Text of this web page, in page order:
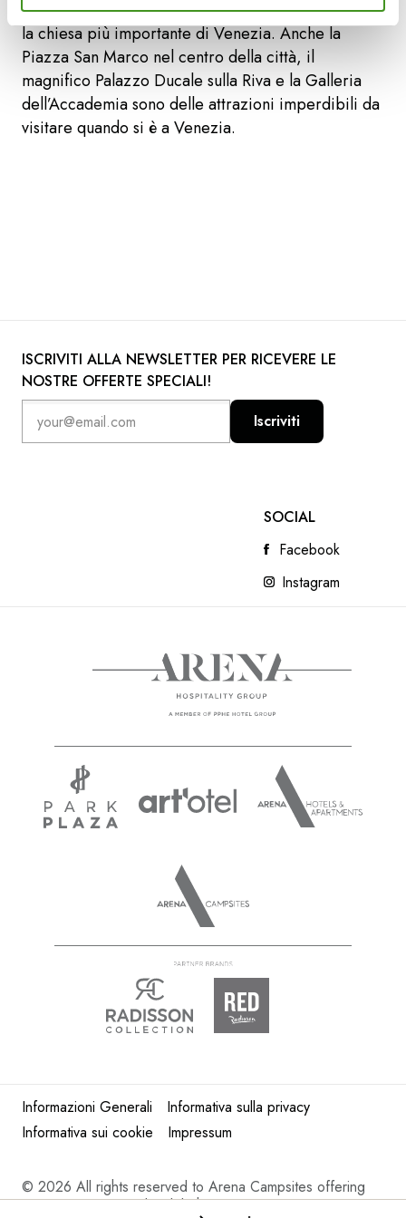
da visitare, come la storica Basilica di San Marco,
la chiesa più importante di Venezia. Anche la
Piazza San Marco nel centro della città, il
magnifico Palazzo Ducale sulla Riva e la Galleria
dell’Accademia sono delle attrazioni imperdibili da
visitare quando si è a Venezia.
ARENA
ISCRIVITI ALLA NEWSLETTER PER RICEVERE LE
NOSTRE OFFERTE SPECIALI!
Iscriviti
SOCIAL
Facebook
Instagram
Informazioni Generali
Informativa sulla privacy
Informativa sui cookie
Impressum
© 2026 All rights reserved to Arena Campsites offering
Croatia camping and mobile homes in Istria.